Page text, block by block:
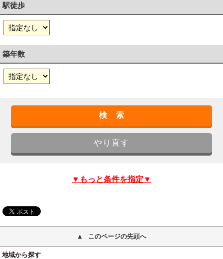
駅徒歩
築年数
▼もっと条件を指定▼
このページの先頭へ
地域から探す